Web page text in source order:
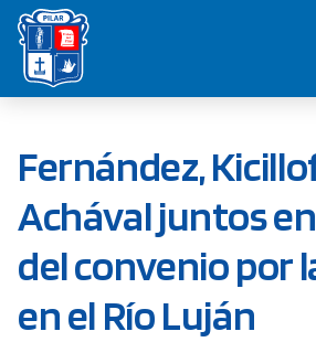
Saltar
contenido
Fernández,
Achával juntos
del convenio por
en el Río Luján